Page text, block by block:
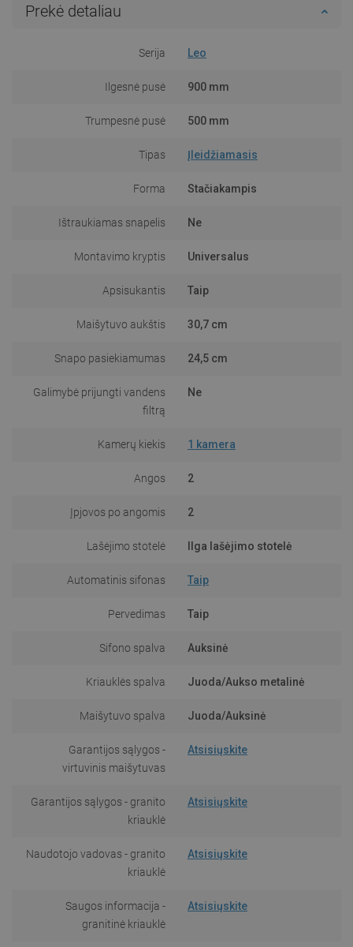
Prekė detaliau
Serija Leo
Ilgesnė pusė 900 mm
Trumpesnė pusė 500 mm
Tipas Įleidžiamasis
Forma Stačiakampis
Ištraukiamas snapelis Ne
Montavimo kryptis Universalus
Apsisukantis Taip
Maišytuvo aukštis 30,7 cm
Snapo pasiekiamumas 24,5 cm
Galimybė prijungti vandens
filtrą
Ne
Kamerų kiekis 1 kamera
Angos 2
Įpjovos po angomis 2
Lašėjimo stotelė Ilga lašėjimo stotelė
Automatinis sifonas Taip
Pervedimas Taip
Sifono spalva Auksinė
Kriauklės spalva Juoda/Aukso metalinė
Maišytuvo spalva Juoda/Auksinė
Garantijos sąlygos -
virtuvinis maišytuvas
Atsisiųskite
Garantijos sąlygos - granito
kriauklė
Atsisiųskite
Naudotojo vadovas - granito
kriauklė
Atsisiųskite
Saugos informacija -
granitinė kriauklė
Atsisiųskite